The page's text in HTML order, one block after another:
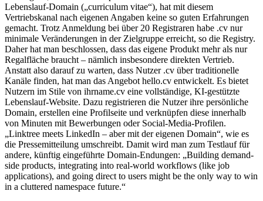
Lebenslauf-Domain („curriculum vitae“), hat mit diesem
Vertriebskanal nach eigenen Angaben keine so guten Erfahrungen
gemacht. Trotz Anmeldung bei über 20 Registraren habe .cv nur
minimale Veränderungen in der Zielgruppe erreicht, so die Registry.
Daher hat man beschlossen, dass das eigene Produkt mehr als nur
Regalfläche braucht – nämlich insbesondere direkten Vertrieb.
Anstatt also darauf zu warten, dass Nutzer .cv über traditionelle
Kanäle finden, hat man das Angebot hello.cv entwickelt. Es bietet
Nutzern im Stile von ihrname.cv eine vollständige, KI-gestützte
Lebenslauf-Website. Dazu registrieren die Nutzer ihre persönliche
Domain, erstellen eine Profilseite und verknüpfen diese innerhalb
von Minuten mit Bewerbungen oder Social-Media-Profilen.
„Linktree meets LinkedIn – aber mit der eigenen Domain“, wie es
die Pressemitteilung umschreibt. Damit wird man zum Testlauf für
andere, künftig eingeführte Domain-Endungen: „Building demand-
side products, integrating into real-world workflows (like job
applications), and going direct to users might be the only way to win
in a cluttered namespace future.“